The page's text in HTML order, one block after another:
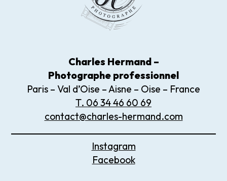
Charles Hermand –
Photographe professionnel
Paris – Val d’Oise – Aisne – Oise – France
T. 06 34 46 60 69
contact@charles-hermand.com
Instagram
Facebook